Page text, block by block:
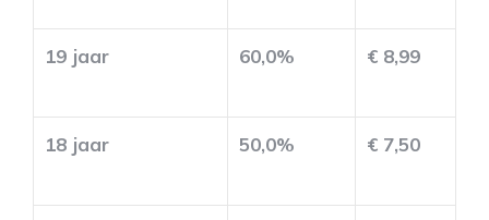
19 jaar 60,0% € 8,99
18 jaar 50,0% € 7,50